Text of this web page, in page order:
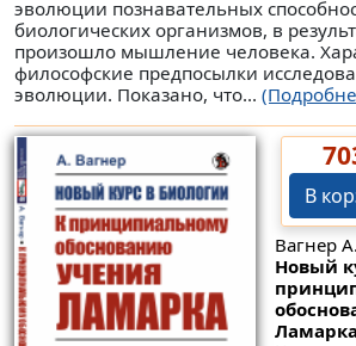
эволюции познавательных
биологических организмов, в
произошло мышление человека.
философские предпосылки
эволюции. Показано, что...
В
Вагнер А.
Новый